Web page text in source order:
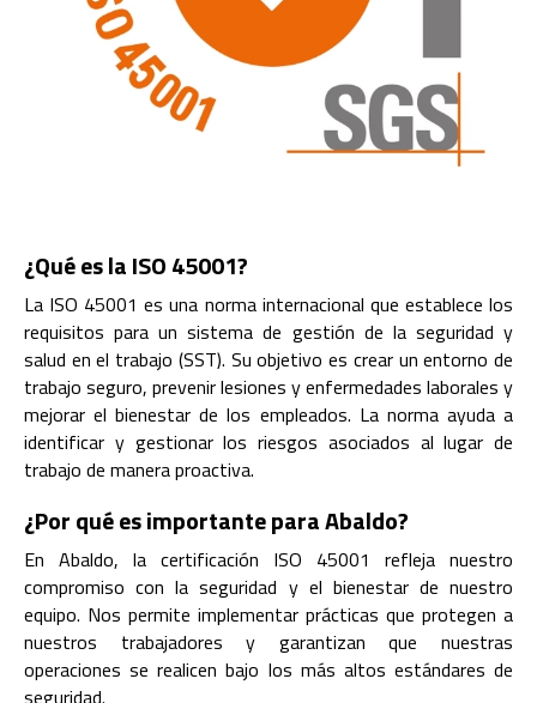
¿Qué es la ISO 45001?
La ISO 45001 es una norma internacional que establece los
requisitos para un sistema de gestión de la seguridad y
salud en el trabajo (SST). Su objetivo es crear un entorno de
trabajo seguro, prevenir lesiones y enfermedades laborales y
mejorar el bienestar de los empleados. La norma ayuda a
identificar y gestionar los riesgos asociados al lugar de
trabajo de manera proactiva.
¿Por qué es importante para Abaldo?
En Abaldo, la certificación ISO 45001 refleja nuestro
compromiso con la seguridad y el bienestar de nuestro
equipo. Nos permite implementar prácticas que protegen a
nuestros trabajadores y garantizan que nuestras
operaciones se realicen bajo los más altos estándares de